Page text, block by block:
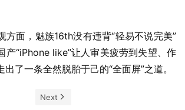
方面，魅族16th没有违背“轻易不说完美”
产“iPhone like”让人审美疲劳到失望、作
了一条全然脱胎于己的“全面屏”之道。
Next